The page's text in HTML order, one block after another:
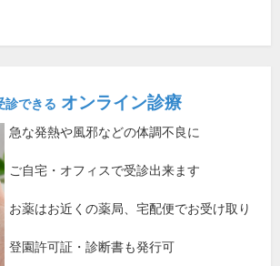
診できる オンライン診療
急な発熱や風邪などの体調不良に
ご自宅・オフィスで受診出来ます
お薬はお近くの薬局、宅配便でお受け取り
登園許可証・診断書も発行可